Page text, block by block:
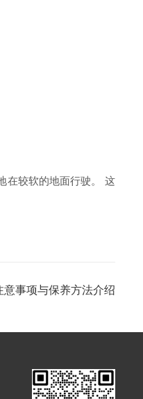
在较软的地面行驶。 这
事项与保养方法介绍